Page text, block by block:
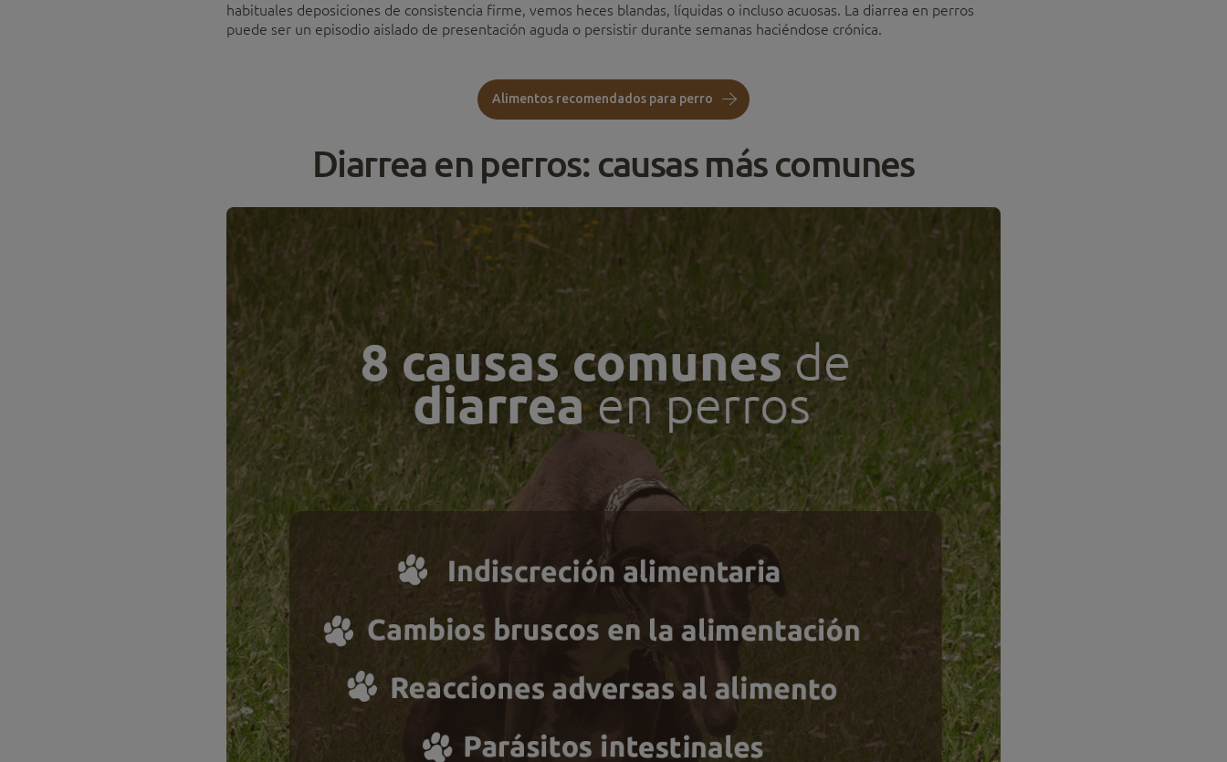
habituales deposiciones de consistencia firme, vemos heces blandas, líquidas o incluso acuosas. La diarrea en perros
puede ser un episodio aislado de presentación aguda o persistir durante semanas haciéndose crónica.
Alimentos recomendados para perro
Diarrea en perros: causas más comunes